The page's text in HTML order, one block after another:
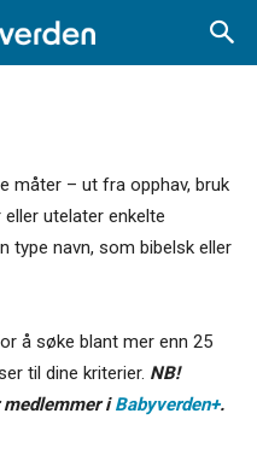
måter – ut fra opphav, bruk
utelater enkelte
type navn, som bibelsk eller
å søke blant mer enn 25
til dine kriterier. NB!
iBabyverden+.